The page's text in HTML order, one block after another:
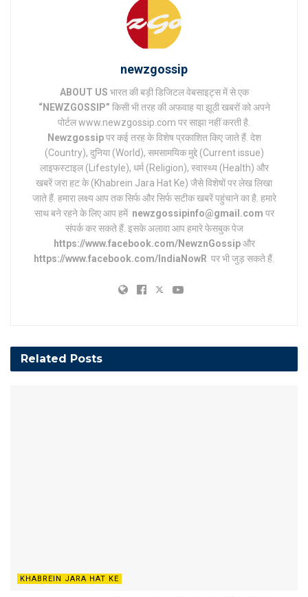
newzgossip
ABOUT US भारत की बड़ी डिजिटल वेबसाइट्स में से एक
“NEWZGOSSIP” किसी भी तरह की अफवाह या झूठी खबरों को अपने
पोर्टल www.newzgossip.com पर साझा नहीं करती है.
Newzgossipपर कई तरह के विशेष प्रकाशित किए जाते हैं. देश
(Country), दुनिया (World), समसामयिक मुद्दे (Current issue)
लाइफस्टाइल (Lifestyle), धर्म (Religion), स्वास्थ्य (Health) और
खबरें जरा हट के (Khabrein Jara Hat Ke) जैसे विशेषों पर लेख लिखा
जाते हैं. हमारा लक्ष्य आप तक सिर्फ और सिर्फ सटीक खबरें पहुंचाने का है. हमारे
साथ बने रहने के लिए आप हमें newzgossipinfo@gmail.com पर
संपर्क कर सकते हैं. इसके अलावा आप हमारे फेसबुक पेज
https://www.facebook.com/NewznGossipऔर
https://www.facebook.com/IndiaNowR पर भी जुड़ सकते हैं.
Related Posts
KHABREIN JARA HAT KE